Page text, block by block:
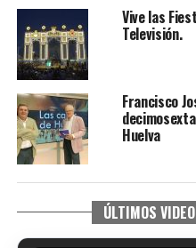
Vive las
Televisión.
Francisco
Huelva
ÚLTIMOS